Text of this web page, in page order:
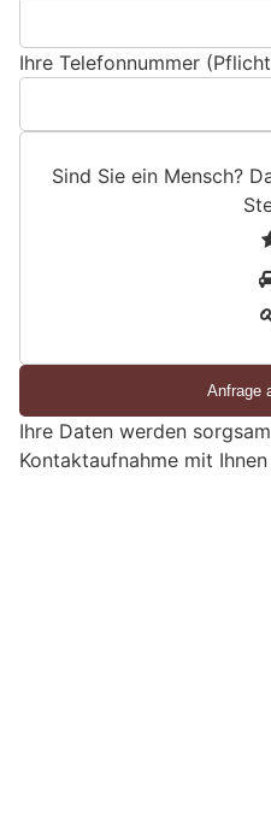
Ihre Telefonnummer
Sind Sie ein Mensch?
e
i
Ihre Daten werden
Kontaktaufnahme mit